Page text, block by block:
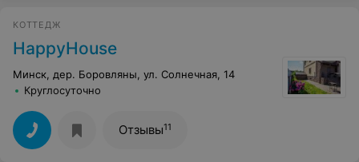
КОТТЕДЖ
HappyHouse
Минск, дер. Боровляны, ул. Солнечная, 14
Круглосуточно
Отзывы11